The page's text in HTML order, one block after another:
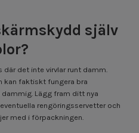
själv
det inte virvlar runt damm.
kan faktiskt fungera bra
Lägg fram ditt nya
rengöringsservetter och
med i förpackningen.